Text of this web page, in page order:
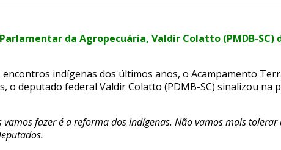
da Agropecuária, Valdir Colatto (PMDB-
encontros indígenas dos últimos anos, o Acampamento
o deputado federal Valdir Colatto (PDMB-SC) sinalizou
fazer é a reforma dos indígenas. Não vamos mais